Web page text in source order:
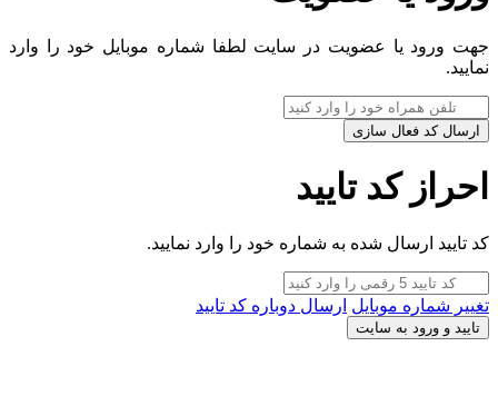
جهت ورود یا عضویت در سایت لطفا شماره موبایل خود را وارد
نمایید.
ارسال کد فعال سازی
احراز کد تایید
کد تایید ارسال شده به شماره خود را وارد نمایید.
تغییر شماره موبایل ارسال دوباره کد تایید
تایید و ورود به سایت